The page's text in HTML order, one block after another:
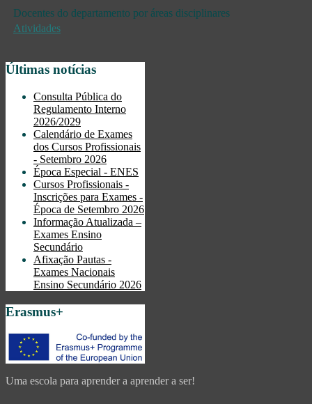
Docentes do departamento por áreas disciplinares
Atividades
Últimas notícias
Consulta Pública do
Regulamento Interno
2026/2029
Calendário de Exames
dos Cursos Profissionais
- Setembro 2026
Época Especial - ENES
Cursos Profissionais -
Inscrições para Exames -
Época de Setembro 2026
Informação Atualizada –
Exames Ensino
Secundário
Afixação Pautas -
Exames Nacionais
Ensino Secundário 2026
Erasmus+
Uma escola para aprender a aprender a ser!